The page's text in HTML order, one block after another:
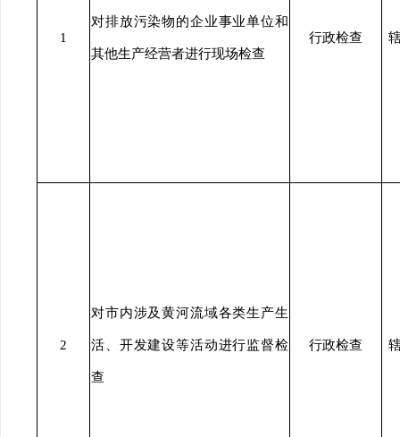
1
对排放污染物的企业事业单位和
其他生产经营者进行现场检查
行政检查
2
对市内涉及黄河流域各类生产生
活、开发建设等活动进行监督检
查
行政检查